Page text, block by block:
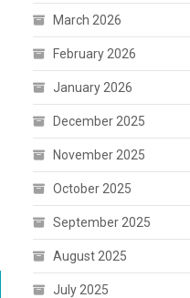
March 2026
February 2026
January 2026
December 2025
November 2025
October 2025
September 2025
August 2025
July 2025